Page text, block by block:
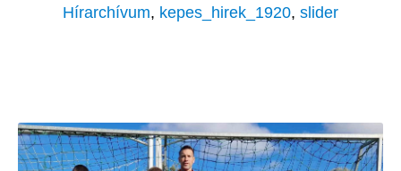
Hírarchívum, kepes_hirek_1920, slider